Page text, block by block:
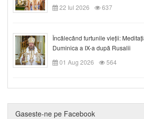
22 Iul 2026
637
Încălecând furtunile vieții:
Duminica a IX-a după Rusalii
01 Aug 2026
564
Gaseste-ne pe Facebook